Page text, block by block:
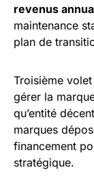
revenus
maintenance
plan de
Troisième
gérer la
qu’entité
marques
financement
stratégique.